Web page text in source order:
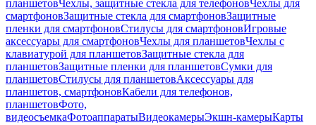
планшетовЧехлы, защитные стекла для телефоновЧехлы для
смартфоновЗащитные стекла для смартфоновЗащитные
пленки для смартфоновСтилусы для смартфоновИгровые
аксессуары для смартфоновЧехлы для планшетовЧехлы с
клавиатурой для планшетовЗащитные стекла для
планшетовЗащитные пленки для планшетовСумки для
планшетовСтилусы для планшетовАксессуары для
планшетов, смартфоновКабели для телефонов,
планшетовФото,
видеосъемкаФотоаппаратыВидеокамерыЭкшн-камерыКарты